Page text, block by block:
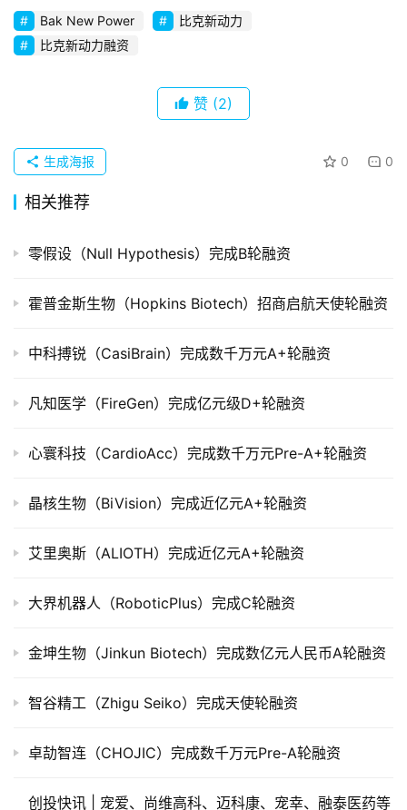
初
创
企
牌
发
布
购
组
公
上
投
数
业
院
Bak New Power
比克新动力
比克新动力融资
赞 (2)
0 0
生成海报
相关推荐
零假设（Null Hypothesis）完成B轮融资
霍普金斯生物（Hopkins Biotech）招商启航天使轮融资
中科搏锐（CasiBrain）完成数千万元A+轮融资
凡知医学（FireGen）完成亿元级D+轮融资
心寰科技（CardioAcc）完成数千万元Pre-A+轮融资
晶核生物（BiVision）完成近亿元A+轮融资
艾里奥斯（ALIOTH）完成近亿元A+轮融资
大界机器人（RoboticPlus）完成C轮融资
金坤生物（Jinkun Biotech）完成数亿元人民币A轮融资
智谷精工（Zhigu Seiko）完成天使轮融资
卓劼智连（CHOJIC）完成数千万元Pre-A轮融资
创投快讯 | 宠爱、​尚维高科、迈科康、宠幸、融泰医药等